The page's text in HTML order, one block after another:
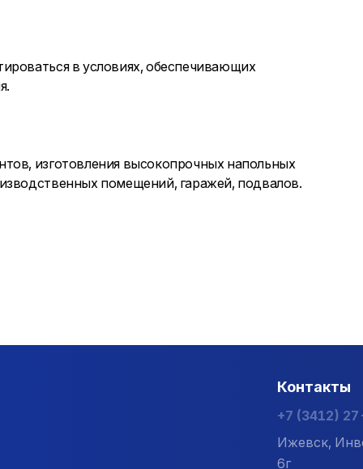
в условиях, обеспечивающих
изготовления высокопрочных напольных
помещений, гаражей, подвалов.
Контакты
+7 (3412)
Ижевск,
6г